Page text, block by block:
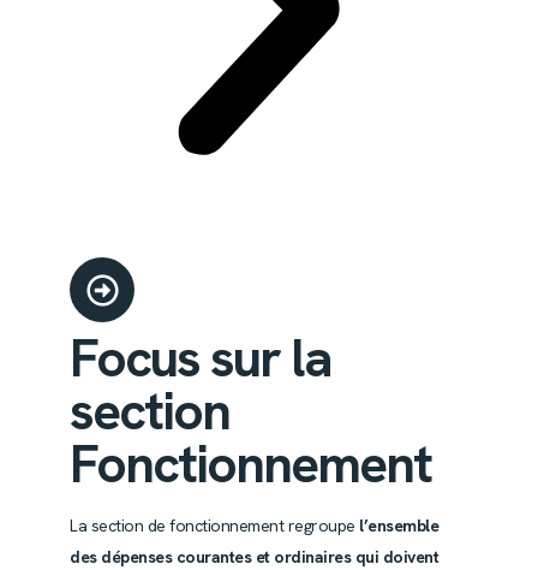
Focus sur la
section
Fonctionnement
La section de fonctionnement regroupe l’ensemble
des dépenses courantes et ordinaires qui doivent